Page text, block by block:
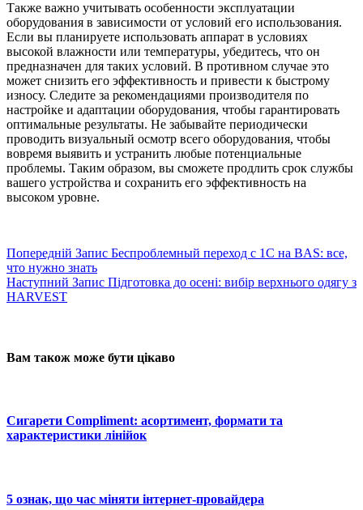
Также важно учитывать особенности эксплуатации
оборудования в зависимости от условий его использования.
Если вы планируете использовать аппарат в условиях
высокой влажности или температуры, убедитесь, что он
предназначен для таких условий. В противном случае это
может снизить его эффективность и привести к быстрому
износу. Следите за рекомендациями производителя по
настройке и адаптации оборудования, чтобы гарантировать
оптимальные результаты. Не забывайте периодически
проводить визуальный осмотр всего оборудования, чтобы
вовремя выявить и устранить любые потенциальные
проблемы. Таким образом, вы сможете продлить срок службы
вашего устройства и сохранить его эффективность на
высоком уровне.
Попередній Запис Беспроблемный переход с 1С на BAS: все,
что нужно знать
Наступний Запис Підготовка до осені: вибір верхнього одягу з
HARVEST
Вам також може бути цікаво
Сигарети Compliment: асортимент, формати та
характеристики лінійок
5 ознак, що час міняти інтернет-провайдера